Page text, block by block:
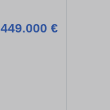
449.000 €